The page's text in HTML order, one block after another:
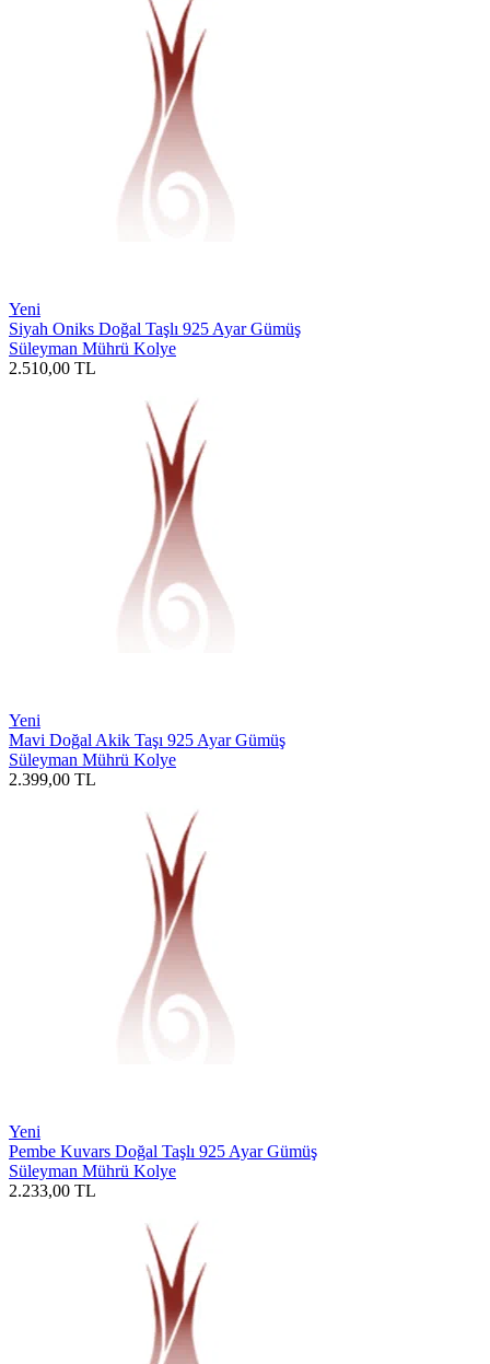
Yeni
Siyah Oniks Doğal Taşlı 925 Ayar Gümüş
Süleyman Mührü Kolye
2.510,00 TL
Yeni
Mavi Doğal Akik Taşı 925 Ayar Gümüş
Süleyman Mührü Kolye
2.399,00 TL
Yeni
Pembe Kuvars Doğal Taşlı 925 Ayar Gümüş
Süleyman Mührü Kolye
2.233,00 TL